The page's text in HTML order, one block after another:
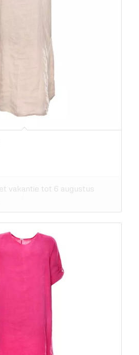
vakantie tot 6 augustus